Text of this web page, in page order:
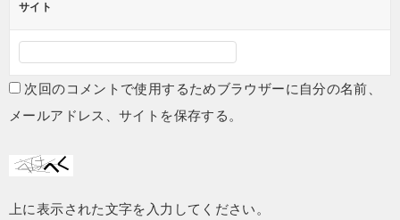
サイト
次回のコメントで使用するためブラウザーに自分の名前、
メールアドレス、サイトを保存する。
上に表示された文字を入力してください。